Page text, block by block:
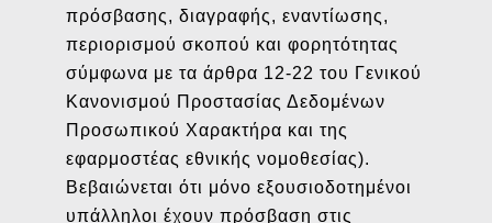
πρόσβασης, διαγραφής, εναντίωσης,
περιορισμού σκοπού και φορητότητας
σύμφωνα με τα άρθρα 12-22 του Γενικού
Κανονισμού Προστασίας Δεδομένων
Προσωπικού Χαρακτήρα και της
εφαρμοστέας εθνικής νομοθεσίας).
Βεβαιώνεται ότι μόνο εξουσιοδοτημένοι
υπάλληλοι έχουν πρόσβαση στις